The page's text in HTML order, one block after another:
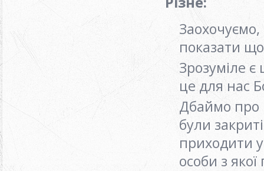
показати
Зрозуміле
це для нас
Дбаймо про
були
приходити
особи з